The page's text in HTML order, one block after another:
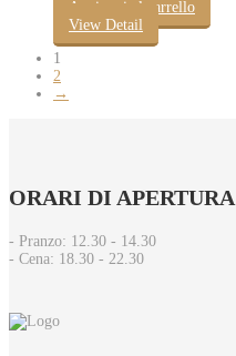
Aggiungi al carrello
View Detail
1
2
→
ORARI DI APERTURA
- Pranzo: 12.30 - 14.30​
- Cena: 18.30 - 22.30